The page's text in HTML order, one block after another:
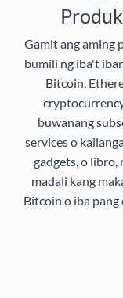
Gamit ang aming
bumili ng iba't
Bitcoin,
buwanang
services o
gadgets, o libro,
madali kang
Bitcoin o iba